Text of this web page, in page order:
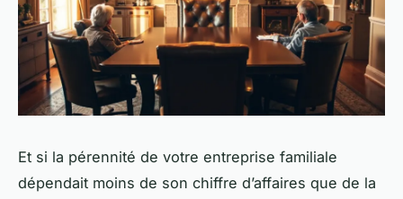
Et si la pérennité de votre entreprise familiale
dépendait moins de son chiffre d’affaires que de la